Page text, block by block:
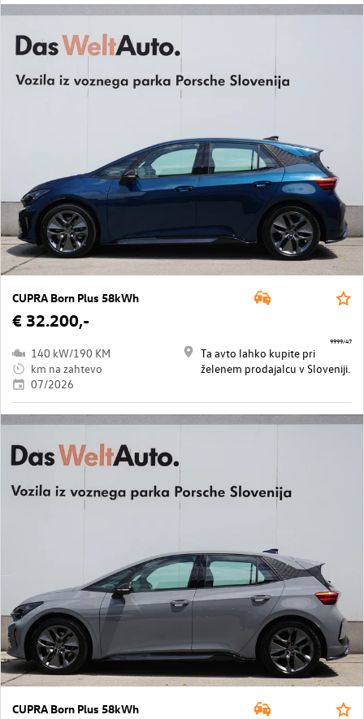
CUPRA Born Plus 58kWh
€ 32.200,-
140 kW/190 KM
km na zahtevo
07/2026
Ta avto lahko kupite pri
želenem prodajalcu v Sloveniji.
9999/47
CUPRA Born Plus 58kWh